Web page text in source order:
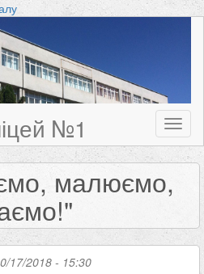
№1
малюємо,
17/2018 - 15:30